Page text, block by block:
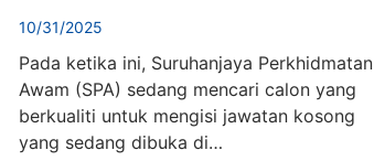
10/31/2025
Pada ketika ini, Suruhanjaya Perkhidmatan
Awam (SPA) sedang mencari calon yang
berkualiti untuk mengisi jawatan kosong
yang sedang dibuka di…